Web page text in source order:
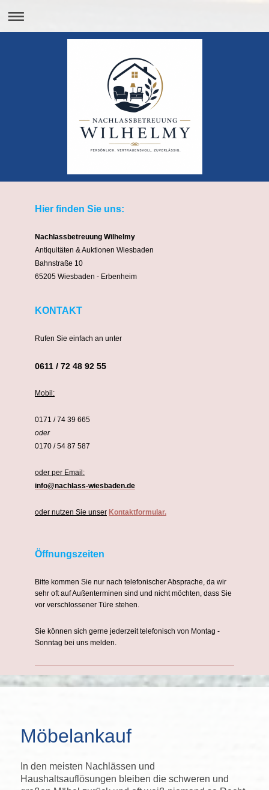
Hier finden Sie uns:
Nachlassbetreuung Wilhelmy
Antiquitäten & Auktionen Wiesbaden
Bahnstraße 10
65205 Wiesbaden - Erbenheim
KONTAKT
Rufen Sie einfach an unter
0611 / 72 48 92 55
Mobil:
0171 / 74 39 665
oder
0170 / 54 87 587
oder per Email:
info@nachlass-wiesbaden.de
oder nutzen Sie unser Kontaktformular.
Öffnungszeiten
Bitte kommen Sie nur nach telefonischer Absprache, da wir
sehr oft auf Außenterminen sind und nicht möchten, dass Sie
vor verschlossener Türe stehen.
Sie können sich gerne jederzeit telefonisch von Montag -
Sonntag bei uns melden.
Möbelankauf
In den meisten Nachlässen und
Haushaltsauflösungen bleiben die schweren und